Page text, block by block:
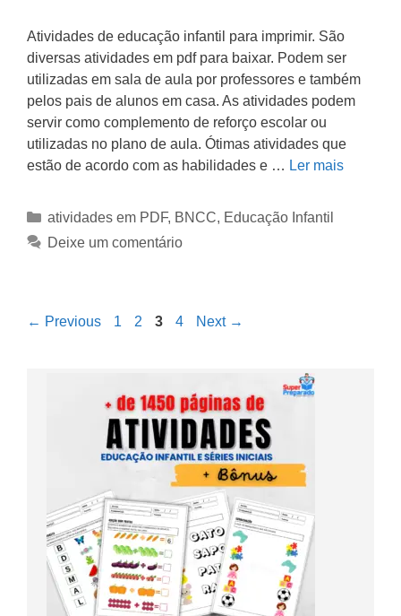
Atividades de educação infantil para imprimir. São
diversas atividades em pdf para baixar. Podem ser
utilizadas em sala de aula por professores e também
pelos pais de alunos em casa. As atividades podem
servir como complemento de reforço escolar ou
utilizadas no plano de aula. Ótimas atividades que
estão de acordo com as habilidades e … Ler mais
atividades em PDF, BNCC, Educação Infantil
Deixe um comentário
← Previous 1 2 3 4 Next →